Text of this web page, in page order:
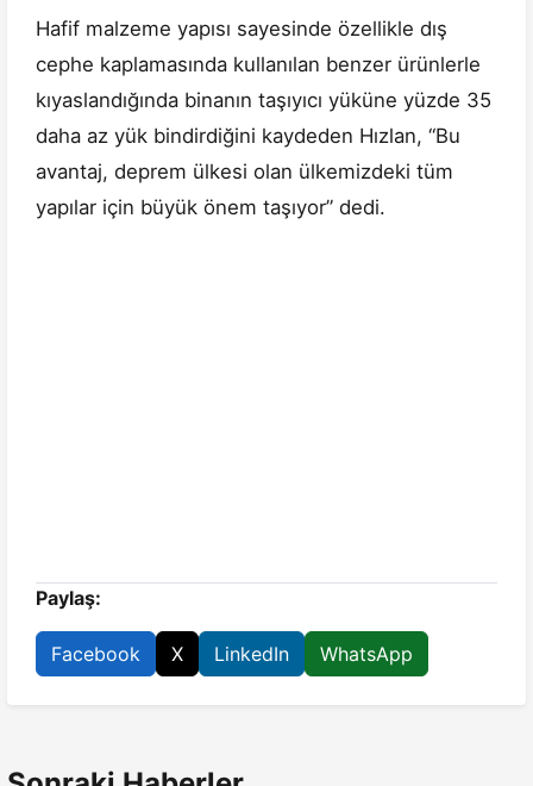
Hafif malzeme yapısı sayesinde özellikle dış
cephe kaplamasında kullanılan benzer ürünlerle
kıyaslandığında binanın taşıyıcı yüküne yüzde 35
daha az yük bindirdiğini kaydeden Hızlan, “Bu
avantaj, deprem ülkesi olan ülkemizdeki tüm
yapılar için büyük önem taşıyor” dedi.
Paylaş:
Facebook X LinkedIn WhatsApp